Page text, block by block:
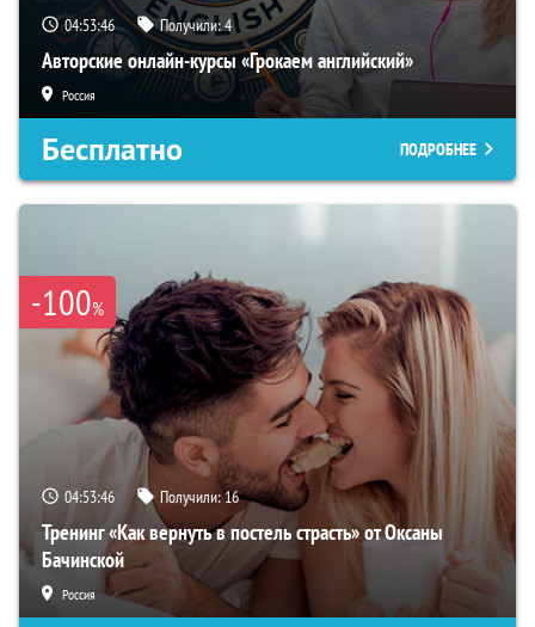
04:53:45 Получили:4
Авторские онлайн-курсы «Грокаем английский»
Россия
Бесплатно ПОДРОБНЕЕ
-100%
04:53:45 Получили:16
Тренинг «Как вернуть в постель страсть» от Оксаны
Бачинской
Россия